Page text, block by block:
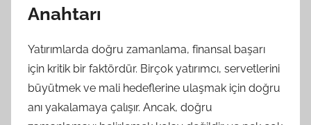
Anahtarı
Yatırımlarda doğru zamanlama, finansal başarı
için kritik bir faktördür. Birçok yatırımcı, servetlerini
büyütmek ve mali hedeflerine ulaşmak için doğru
anı yakalamaya çalışır. Ancak, doğru